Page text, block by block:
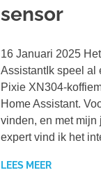
sensor
16 Januari 2025
AssistantIk speel al
Pixie XN304-
Home Assistant.
vinden, en met
expert vind ik het
LEES MEER